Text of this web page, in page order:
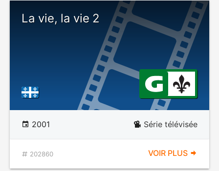
La vie, la vie 2
2001 Série télévisée
202860 VOIR PLUS